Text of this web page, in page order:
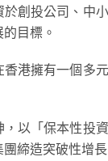
創投公司、中
目標。
港擁有一個多
以「保本性投
締造突破性增